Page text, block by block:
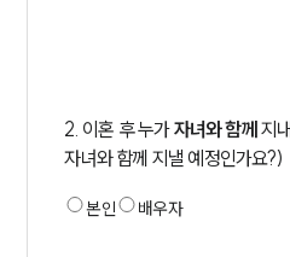
통합
AI대
2 이혼 후 누가자녀와 함께지
자녀와 함께 지낼 예정인가요?)
본인 배우자